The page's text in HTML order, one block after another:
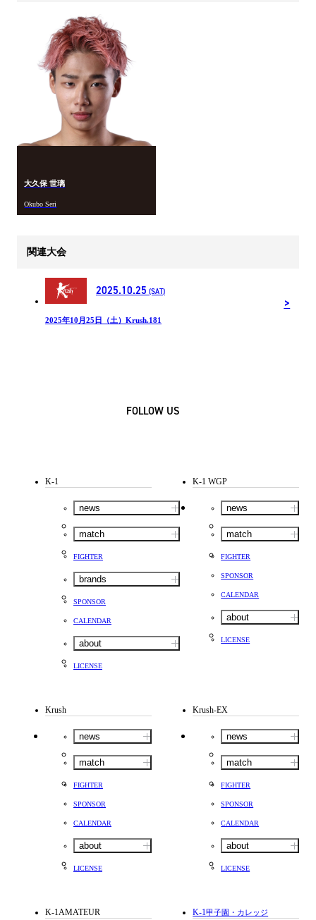
大久保 世璃
Okubo Seri
関連大会
2025.10.25 (SAT)
2025年10月25日（土）Krush.181
FOLLOW US
K-1
news
match
FIGHTER
brands
SPONSOR
CALENDAR
about
LICENSE
K-1 WGP
news
match
FIGHTER
SPONSOR
CALENDAR
about
LICENSE
Krush
news
match
FIGHTER
SPONSOR
CALENDAR
about
LICENSE
Krush-EX
news
match
FIGHTER
SPONSOR
CALENDAR
about
LICENSE
K-1AMATEUR K-1甲子園・カレッジ